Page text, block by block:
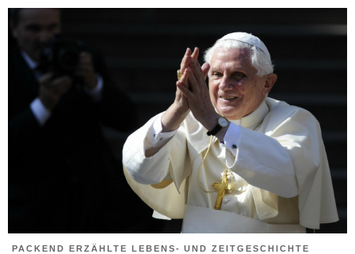
PACKEND ERZÄHLTE LEBENS- UND ZEITGESCHICHTE